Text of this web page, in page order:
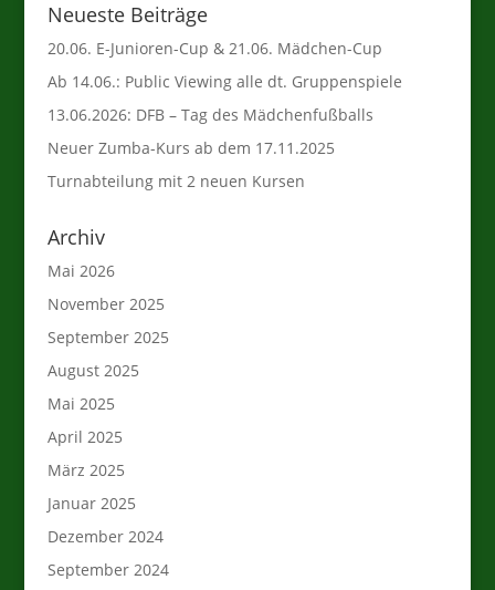
Neueste Beiträge
20.06. E-Junioren-Cup & 21.06. Mädchen-Cup
Ab 14.06.: Public Viewing alle dt. Gruppenspiele
13.06.2026: DFB – Tag des Mädchenfußballs
Neuer Zumba-Kurs ab dem 17.11.2025
Turnabteilung mit 2 neuen Kursen
Archiv
Mai 2026
November 2025
September 2025
August 2025
Mai 2025
April 2025
März 2025
Januar 2025
Dezember 2024
September 2024